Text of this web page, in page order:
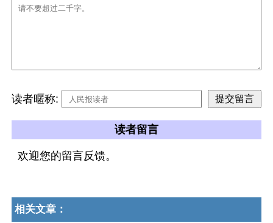
读者暱称:
读者留言
欢迎您的留言反馈。
相关文章：